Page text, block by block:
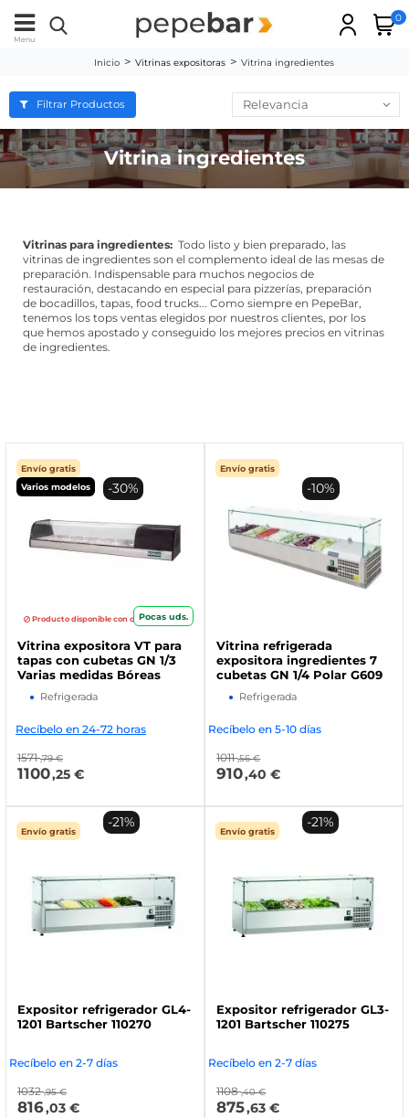
Menu
0
Inicio Vitrinas expositoras Vitrina ingredientes
Vitrina ingredientes
Vitrinas para ingredientes: Todo listo y bien preparado, las
vitrinas de ingredientes son el complemento ideal de las mesas de
preparación. Indispensable para muchos negocios de
restauración, destacando en especial para pizzerías, preparación
de bocadillos, tapas, food trucks... Como siempre en PepeBar,
tenemos los tops ventas elegidos por nuestros clientes, por los
que hemos apostado y conseguido los mejores precios en vitrinas
de ingredientes.
Filtrar Productos Relevancia
Varios modelos
Pocas uds.
Envío gratis
Producto disponible con otras opciones
Vitrina expositora VT para
tapas con cubetas GN 1/3
Varias medidas Bóreas
Refrigerada
Recíbelo en 24-72 horas
1571 ,79 €
1100,25 €
-30%
Envío gratis
Vitrina refrigerada
expositora ingredientes 7
cubetas GN 1/4 Polar G609
Refrigerada
Recíbelo en 5-10 días
1011 ,56 €
910,40 €
-10%
Envío gratis
Expositor refrigerador GL4-
1201 Bartscher 110270
Recíbelo en 2-7 días
1032 ,95 €
816,03 €
-21%
Envío gratis
Expositor refrigerador GL3-
1201 Bartscher 110275
Recíbelo en 2-7 días
1108 ,40 €
875,63 €
-21%